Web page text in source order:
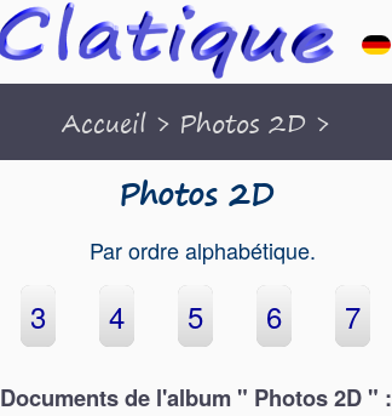
Accueil > Photos 2D >
Photos 2D
Par ordre alphabétique.
3 4 5 6 7
Documents de l'album " Photos 2D " :